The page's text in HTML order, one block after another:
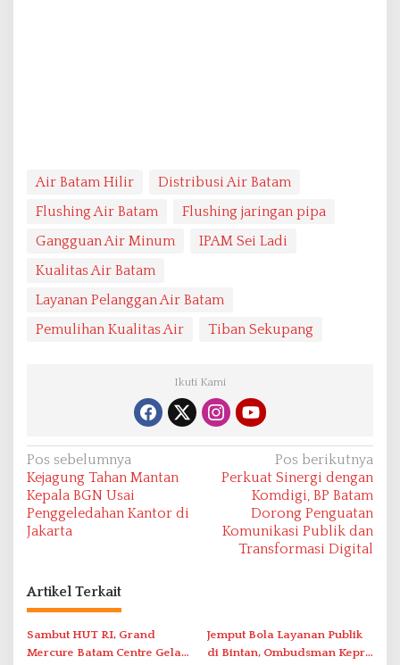
Air Batam Hilir
Distribusi Air Batam
Flushing Air Batam
Flushing jaringan pipa
Gangguan Air Minum
IPAM Sei Ladi
Kualitas Air Batam
Layanan Pelanggan Air Batam
Pemulihan Kualitas Air
Tiban Sekupang
Ikuti Kami
N
a
v
i
a
s
i
Pos sebelumnya
Kejagung Tahan Mantan
Kepala BGN Usai
Penggeledahan Kantor di
Jakarta
Pos berikutnya
Perkuat Sinergi dengan
Komdigi, BP Batam
Dorong Penguatan
Komunikasi Publik dan
Transformasi Digital
Artikel Terkait
Sambut HUT RI, Grand
Mercure Batam Centre Gelar
Jemput Bola Layanan Publik
di Bintan, Ombudsman Kepri